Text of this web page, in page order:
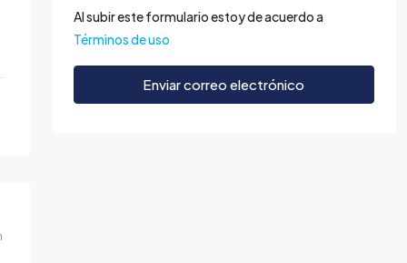
Al subir este formulario estoy de acuerdo a
Términos de uso
Enviar correo electrónico